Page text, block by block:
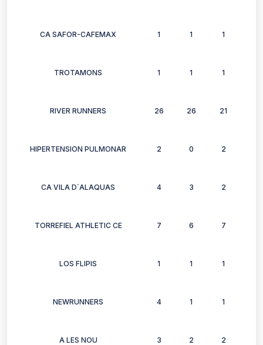
CA SAFOR-CAFEMAX 1 1 1
TROTAMONS 1 1 1
RIVER RUNNERS 26 26 21
HIPERTENSION PULMONAR 2 0 2
CA VILA D´ALAQUAS 4 3 2
TORREFIEL ATHLETIC CE 7 6 7
LOS FLIPIS 1 1 1
NEWRUNNERS 4 1 1
A LES NOU 3 2 2